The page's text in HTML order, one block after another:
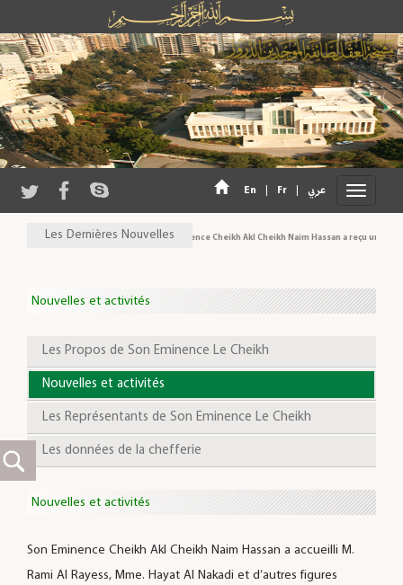
En Fr عربي
Les Dernières NouvellesSon Eminence Cheikh Akl Cheikh Naim Hassan a reçu une
Nouvelles et activités
Les Propos de Son Eminence Le Cheikh
Nouvelles et activités
Les Représentants de Son Eminence Le Cheikh
Les données de la chefferie
Nouvelles et activités
Son Eminence Cheikh Akl Cheikh Naim Hassan a accueilli M.
Rami Al Rayess, Mme. Hayat Al Nakadi et d’autres figures